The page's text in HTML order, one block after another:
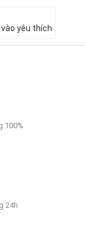
yêu thích
100%
24h